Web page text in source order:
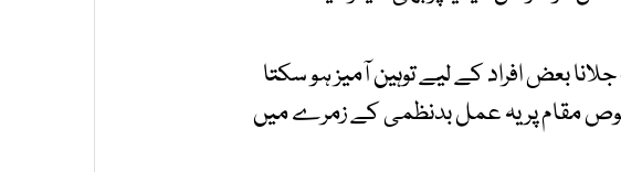
بعض افراد کے لیے توہین آمیز ہو سکتا
مقام پر یہ عمل بدنظمی کے زمرے میں